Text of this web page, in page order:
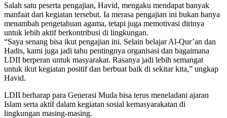
Salah satu peserta pengajian, Havid, mengaku mendapat banyak
manfaat dari kegiatan tersebut. Ia merasa pengajian ini bukan hanya
menambah pengetahuan agama, tetapi juga memotivasi dirinya
untuk lebih aktif berkontribusi di lingkungan.
“Saya senang bisa ikut pengajian ini. Selain belajar Al-Qur’an dan
Hadis, kami juga jadi tahu pentingnya organisasi dan bagaimana
LDII berperan untuk masyarakat. Rasanya jadi lebih semangat
untuk ikut kegiatan positif dan berbuat baik di sekitar kita,” ungkap
Havid.
LDII berharap para Generasi Muda bisa terus meneladani ajaran
Islam serta aktif dalam kegiatan sosial kemasyarakatan di
lingkungan masing-masing.